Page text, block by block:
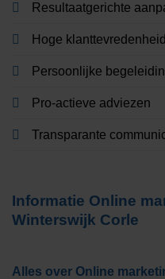
Resultaatgerichte
Hoge klanttevredenheid
Persoonlijke
Pro-actieve adviezen
Transparante
Informatie Online
Winterswijk Corle
Alles over Online